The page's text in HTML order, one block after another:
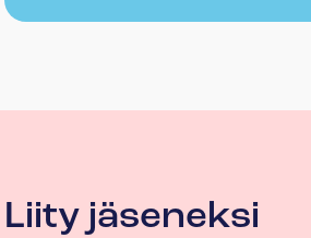
Liity jäseneksi